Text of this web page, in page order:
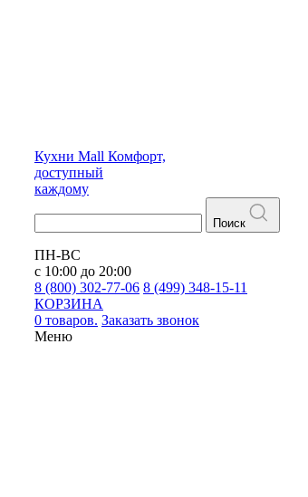
Кухни Mall Комфорт,
доступный
каждому
Поиск
ПН-ВС
с 10:00 до 20:00
8 (800) 302-77-06 8 (499) 348-15-11
КОРЗИНА
0 товаров. Заказать звонок
Меню